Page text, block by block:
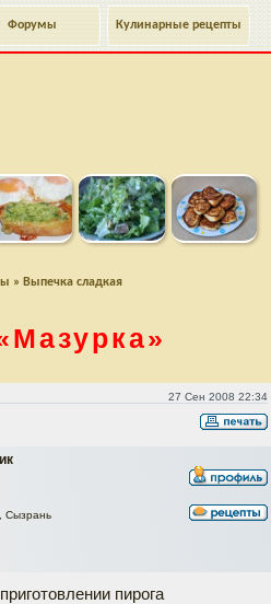
Кулинарные рецепты
Форумы
» Выпечка сладкая
27 Сен 2008 22:34
Сызрань
пирога